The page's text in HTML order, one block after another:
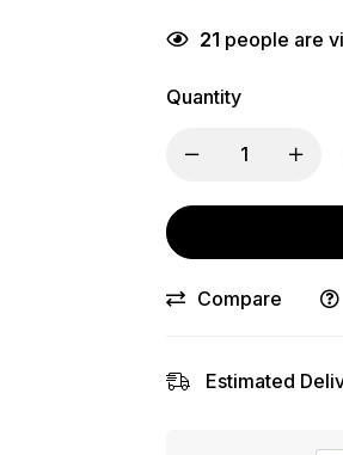
21 people are
Quantity
Compare
Estimated